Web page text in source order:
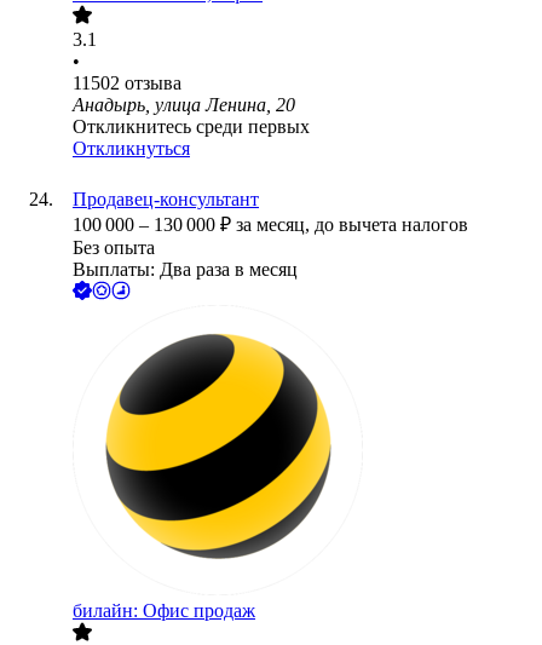
3.1
•
11502 отзыва
Анадырь, улица Ленина, 20
Откликнитесь среди первых
Откликнуться
Продавец-консультант
100 000 – 130 000 ₽ за месяц, до вычета налогов
Без опыта
Выплаты: Два раза в месяц
билайн: Офис продаж